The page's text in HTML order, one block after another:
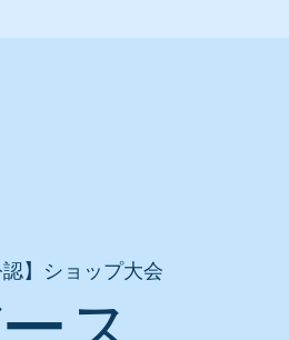
認】ショップ大会